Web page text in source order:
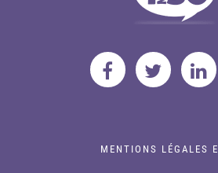
MENTIONS LÉGALES